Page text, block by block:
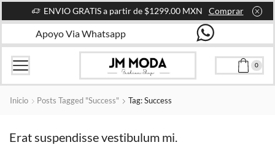
ENVIO GRATIS a partir de $1299.00 MXN Comprar
Apoyo Via Whatsapp
0
Inicio Posts Tagged "success" Tag: Success
Erat suspendisse vestibulum mi.